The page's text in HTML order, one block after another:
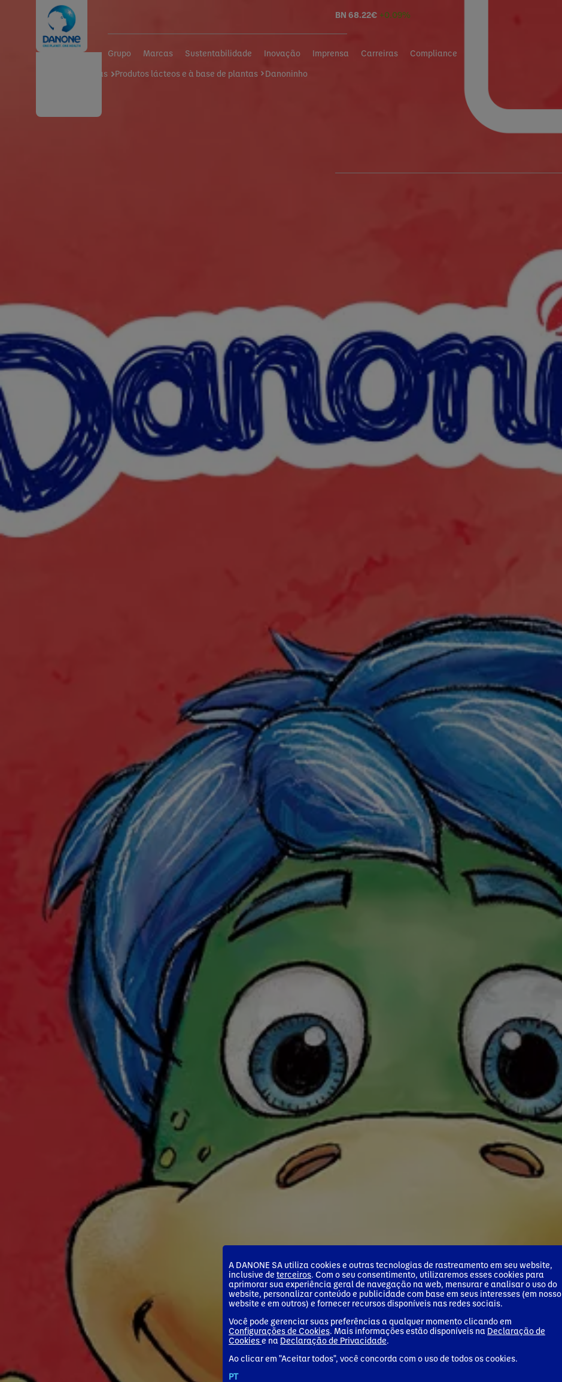
Grupo Marcas Sustentabilidade Inovação Imprensa Carreiras Compliance
BN 68.22€ +0.09%
Marcas Produtos lácteos e à base de plantas Danoninho
A DANONE SA utiliza cookies e outras tecnologias de rastreamento em seu website,
inclusive de terceiros. Com o seu consentimento, utilizaremos esses cookies para
aprimorar sua experiência geral de navegação na web, mensurar e analisar o uso do
website, personalizar conteúdo e publicidade com base em seus interesses (em nosso
website e em outros) e fornecer recursos disponíveis nas redes sociais.
Você pode gerenciar suas preferências a qualquer momento clicando em
Configurações de Cookies. Mais informações estão disponíveis na Declaração de
Cookiese na Declaração de Privacidade.
Ao clicar em "Aceitar todos", você concorda com o uso de todos os cookies.
PT